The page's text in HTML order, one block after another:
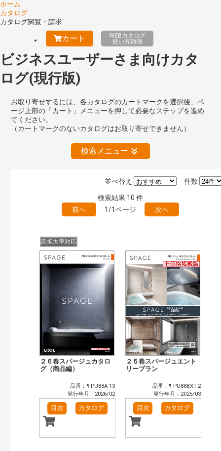
ホーム
カタログ
カタログ閲覧・請求
カート
WEBカタログ
使い方動画
ビジネスユーザーさま向けカタ
ログ(現行版)
お取り寄せするには、各カタログのカートマークを選択後、ペ
ージ上部の「カート」メニューを押して必要なステップを進め
てください。
（カートマークのないカタログはお取り寄せできません）
検索メニュー
絞り込みの解除
キーワード検索（あいまい）
目次も検索 検 索
まずはここから（5）
施工イメージ・アイデア集（10）
省エネ住宅関連（1）
補助金・優遇制度を知る（2）
窓・シャッター（1）
玄関ドア・引戸（5）
インテリア建材（6）
浴室（10）
太陽光発電・屋根・外壁（1）
発行年で検索
件数
並べ替え
検索結果 10 件
前へ
1/1ページ 次へ
高拡大率対応
２６春スパージュカタロ
グ（商品編）
品番：ﾖ-PU88A-13
発行年月：2026/02
目次 カタログ
２５春スパージュエント
リープラン
品番：ﾖ-PU88BXT-2
発行年月：2025/03
目次 カタログ